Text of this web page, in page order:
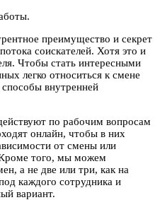
преимущество и секрет
соискателей. Хотя это и
Чтобы стать интересными
легко относиться к смене
внутренней
по рабочим вопросам
онлайн, чтобы в них
от смены или
того, мы можем
а не две или три, как на
каждого сотрудника и
вариант.